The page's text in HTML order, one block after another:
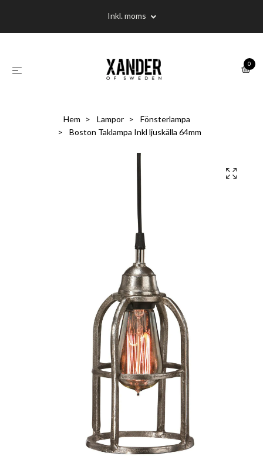
Inkl. moms
0
Hem Lampor
Fönsterlampa
Boston Taklampa Inkl ljuskälla 64mm